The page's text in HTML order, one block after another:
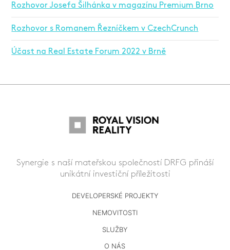
Rozhovor Josefa Šilhánka v magazínu Premium Brno
Rozhovor s Romanem Řezníčkem v CzechCrunch
Účast na Real Estate Forum 2022 v Brně
Synergie s naší mateřskou společností DRFG přináší
unikátní investiční příležitosti
DEVELOPERSKÉ PROJEKTY
NEMOVITOSTI
SLUŽBY
O NÁS